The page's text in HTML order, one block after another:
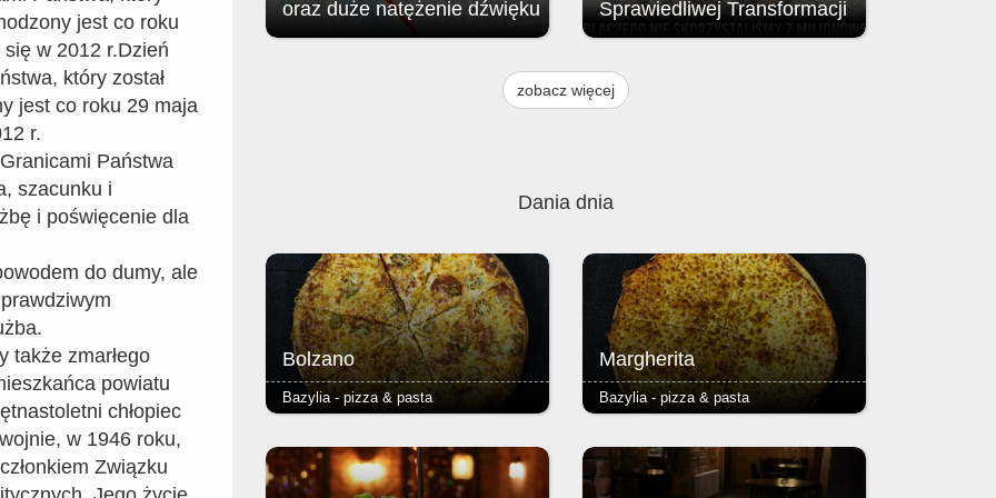
jest co roku
w 2012 r.Dzień
który został
jest co roku 29 maja
r.
Państwa
szacunku i
i poświęcenie dla
do dumy, ale
także zmarłego
powiatu
chłopiec
w 1946 roku,
Związku
oraz duże natężenie dźwięku
magistrat: w związku z organizacją
Soundystem Street Festival 2026, w
Sprawiedliwej Transformacji
na rzecz Sprawiedliwej Transformacji
(FST / JTF – Just Transition Fund;
zobacz więcej
Dania dnia
Bolzano
podstawą każdej pizzy jest Margherita
(sos pomidorowy, ser i oregano) -
ciasto puszyste lub razowe, grube lub
Bazylia - pizza & pasta
Margherita
puszyste lub razowe, grube lub cienkie
- dodatkowy ser 2,50 (mała 24cm),
4,00 (duża 40cm) Cena małej pizzy
Bazylia - pizza & pasta